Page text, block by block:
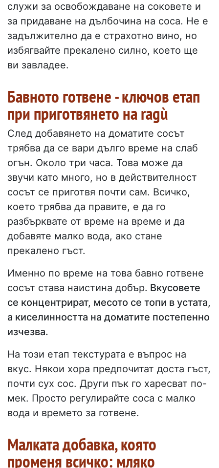
служи за освобождаване на соковете и
за придаване на дълбочина на соса. Не е
задължително да е страхотно вино, но
избягвайте прекалено силно, което ще
ви завладее.
Бавното готвене - ключов етап
при приготвянето на ragù
След добавянето на доматите сосът
трябва да се вари дълго време на слаб
огън. Около три часа. Това може да
звучи като много, но в действителност
сосът се приготвя почти сам. Всичко,
което трябва да правите, е да го
разбърквате от време на време и да
добавяте малко вода, ако стане
прекалено гъст.
Именно по време на това бавно готвене
сосът става наистина добър. Вкусовете
се концентрират, месото се топи в устата,
а киселинността на доматите постепенно
изчезва.
На този етап текстурата е въпрос на
вкус. Някои хора предпочитат доста гъст,
почти сух сос. Други пък го харесват по-
мек. Просто регулирайте соса с малко
вода и времето за готвене.
Малката добавка, която
променя всичко: мляко